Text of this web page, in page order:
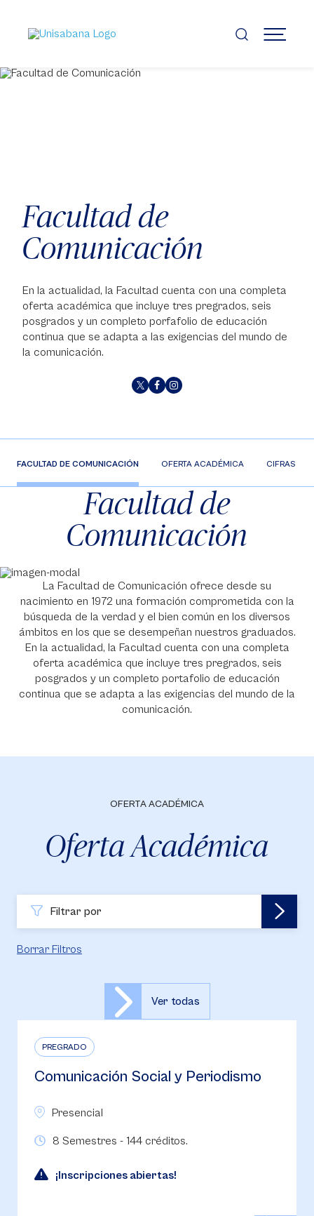
contenido
principal
MENÚ
Facultad de
Comunicación
En la actualidad, la Facultad cuenta con una completa
oferta académica que incluye tres pregrados, seis
posgrados y un completo porfafolio de educación
continua que se adapta a las exigencias del mundo de
la comunicación.
FACULTAD DE COMUNICACIÓN OFERTA ACADÉMICA CIFRAS
Facultad de
Comunicación
La Facultad de Comunicación ofrece desde su
nacimiento en 1972 una formación comprometida con la
búsqueda de la verdad y el bien común en los diversos
ámbitos en los que se desempeñan nuestros graduados.
En la actualidad, la Facultad cuenta con una completa
oferta académica que incluye tres pregrados, seis
posgrados y un completo portafolio de educación
continua que se adapta a las exigencias del mundo de la
comunicación.
OFERTA ACADÉMICA
Oferta Académica
Filtrar por
Borrar Filtros
Ver todas
PREGRADO
Comunicación Social y Periodismo
Presencial
8 Semestres - 144 créditos.
¡Inscripciones abiertas!